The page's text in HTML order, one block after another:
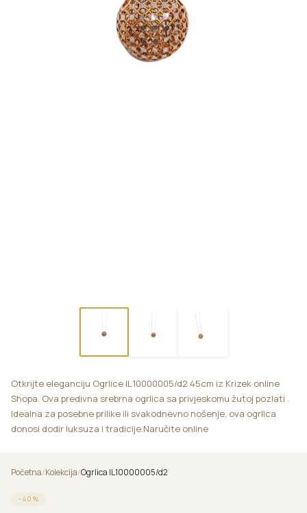
Otkrijte eleganciju Ogrlice IL10000005/d2 45cm iz Krizek online
Shopa. Ova predivna srebrna ogrlica sa privjeskomu žutoj pozlati .
Idealna za posebne prilike ili svakodnevno nošenje, ova ogrlica
donosi dodir luksuza i tradicije.Naručite online
Početna/Kolekcija/Ogrlica IL10000005/d2
−40 %